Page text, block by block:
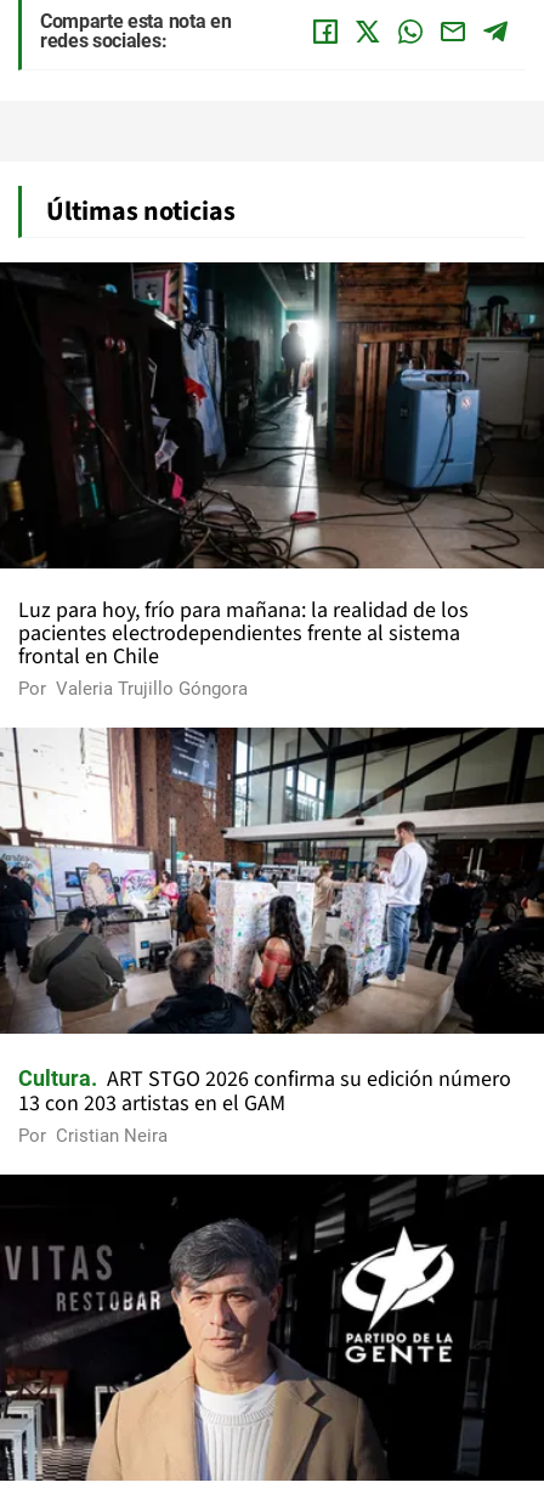
Comparte esta nota en
redes sociales:
Últimas noticias
Luz para hoy, frío para mañana: la realidad de los
pacientes electrodependientes frente al sistema
frontal en Chile
Por Valeria Trujillo Góngora
Cultura
ART STGO 2026 confirma su edición número
13 con 203 artistas en el GAM
Por Cristian Neira